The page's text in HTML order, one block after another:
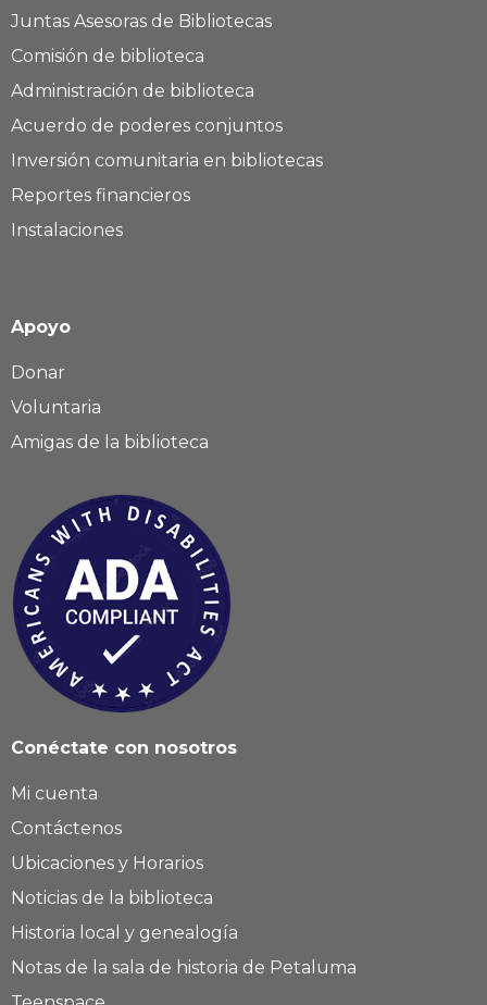
Juntas Asesoras de Bibliotecas
Comisión de biblioteca
Administración de biblioteca
Acuerdo de poderes conjuntos
Inversión comunitaria en bibliotecas
Reportes financieros
Instalaciones
Apoyo
Donar
Voluntaria
Amigas de la biblioteca
Conéctate con nosotros
Mi cuenta
Contáctenos
Ubicaciones y Horarios
Noticias de la biblioteca
Historia local y genealogía
Notas de la sala de historia de Petaluma